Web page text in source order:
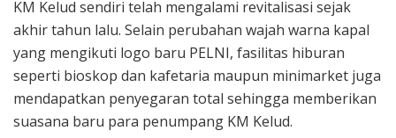
KM Kelud sendiri telah mengalami revitalisasi sejak
akhir tahun lalu. Selain perubahan wajah warna kapal
yang mengikuti logo baru PELNI, fasilitas hiburan
seperti bioskop dan kafetaria maupun minimarket juga
mendapatkan penyegaran total sehingga memberikan
suasana baru para penumpang KM Kelud.